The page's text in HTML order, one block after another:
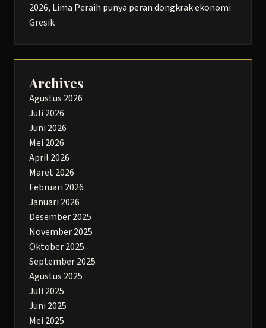
2026, Lima Peraih punya peran dongkrak ekonomi
Gresik
Archives
Agustus 2026
Juli 2026
Juni 2026
Mei 2026
April 2026
Maret 2026
Februari 2026
Januari 2026
Desember 2025
November 2025
Oktober 2025
September 2025
Agustus 2025
Juli 2025
Juni 2025
Mei 2025